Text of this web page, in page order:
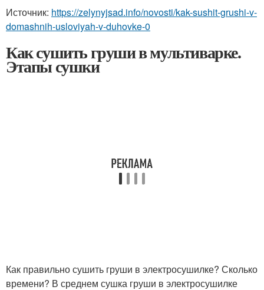
Источник: https://zelynyjsad.info/novosti/kak-sushit-grushi-v-
domashnih-usloviyah-v-duhovke-0
Как сушить груши в мультиварке.
Этапы сушки
Как правильно сушить груши в электросушилке? Сколько
времени? В среднем сушка груши в электросушилке